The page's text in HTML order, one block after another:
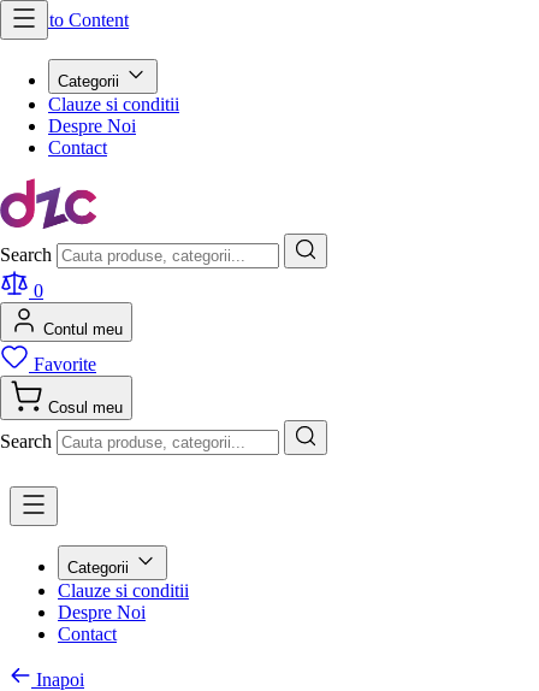
Skip to Content
Categorii
Clauze si conditii
Despre Noi
Contact
Search
0
Contul meu
Favorite
Cosul meu
Search
Categorii
Clauze si conditii
Despre Noi
Contact
Inapoi